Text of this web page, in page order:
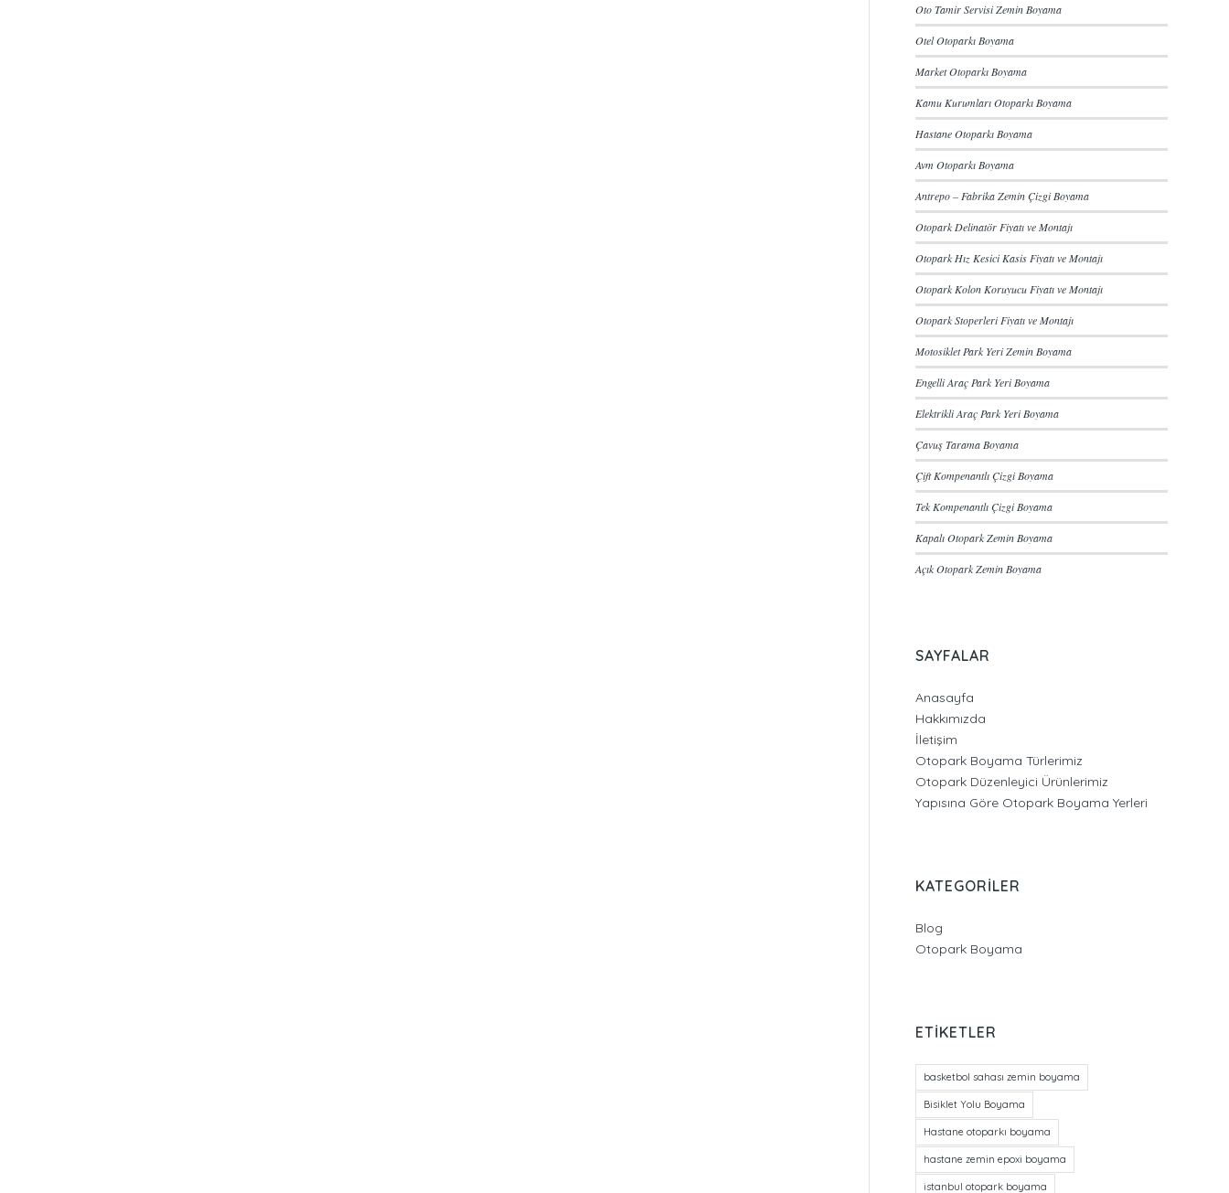
Oto Tamir Servisi Zemin Boyama
Otel Otoparkı Boyama
Market Otoparkı Boyama
Kamu Kurumları Otoparkı Boyama
Hastane Otoparkı Boyama
Avm Otoparkı Boyama
Antrepo – Fabrika Zemin Çizgi Boyama
Otopark Delinatör Fiyatı ve Montajı
Otopark Hız Kesici Kasis Fiyatı ve Montajı
Otopark Kolon Koruyucu Fiyatı ve Montajı
Otopark Stoperleri Fiyatı ve Montajı
Motosiklet Park Yeri Zemin Boyama
Engelli Araç Park Yeri Boyama
Elektrikli Araç Park Yeri Boyama
Çavuş Tarama Boyama
Çift Kompenantlı Çizgi Boyama
Tek Kompenantlı Çizgi Boyama
Kapalı Otopark Zemin Boyama
Açık Otopark Zemin Boyama
SAYFALAR
Anasayfa
Hakkımızda
İletişim
Otopark Boyama Türlerimiz
Otopark Düzenleyici Ürünlerimiz
Yapısına Göre Otopark Boyama Yerleri
KATEGORILER
Blog
Otopark Boyama
ETIKETLER
basketbol sahası zemin boyama
Bisiklet Yolu Boyama
Hastane otoparkı boyama
hastane zemin epoxi boyama
istanbul otopark boyama